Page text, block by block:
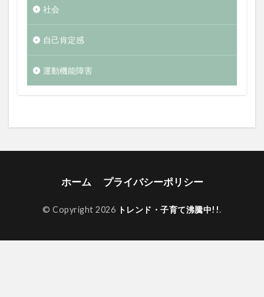
社会
自己肯定感
運動機能障害
ホーム プライバシーポリシー
© Copyright 2026 トレンド・子育て沸騰中!!.